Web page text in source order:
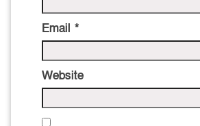
Email *
Website